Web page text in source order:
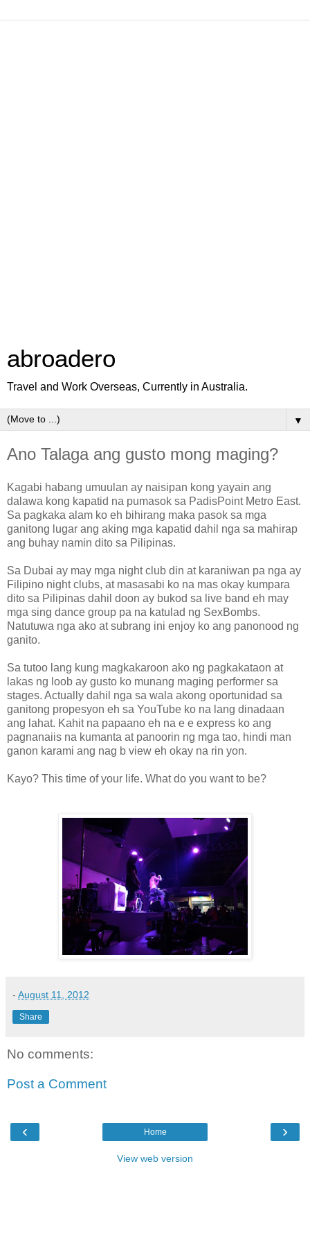
abroadero
Travel and Work Overseas, Currently in Australia.
▼
Ano Talaga ang gusto mong maging?
Kagabi habang umuulan ay naisipan kong yayain ang
dalawa kong kapatid na pumasok sa PadisPoint Metro East.
Sa pagkaka alam ko eh bihirang maka pasok sa mga
ganitong lugar ang aking mga kapatid dahil nga sa mahirap
ang buhay namin dito sa Pilipinas.
Sa Dubai ay may mga night club din at karaniwan pa nga ay
Filipino night clubs, at masasabi ko na mas okay kumpara
dito sa Pilipinas dahil doon ay bukod sa live band eh may
mga sing dance group pa na katulad ng SexBombs.
Natutuwa nga ako at subrang ini enjoy ko ang panonood ng
ganito.
Sa tutoo lang kung magkakaroon ako ng pagkakataon at
lakas ng loob ay gusto ko munang maging performer sa
stages. Actually dahil nga sa wala akong oportunidad sa
ganitong propesyon eh sa YouTube ko na lang dinadaan
ang lahat. Kahit na papaano eh na e e express ko ang
pagnanaiis na kumanta at panoorin ng mga tao, hindi man
ganon karami ang nag b view eh okay na rin yon.
Kayo? This time of your life. What do you want to be?
- August 11, 2012
Share
No comments:
Post a Comment
‹ ›
Home
View web version